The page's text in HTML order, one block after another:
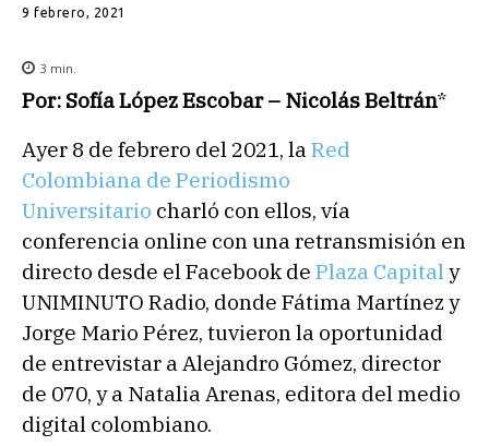
9 febrero, 2021
3 min.
Por: Sofía López Escobar – Nicolás Beltrán*
Ayer 8 de febrero del 2021, laRed
Colombiana de Periodismo
Universitario charló con ellos, vía
conferencia online con una retransmisión en
directo desde el Facebook de Plaza Capitaly
UNIMINUTO Radio, donde Fátima Martínez y
Jorge Mario Pérez, tuvieron la oportunidad
de entrevistar a Alejandro Gómez, director
de 070, y a Natalia Arenas, editora del medio
digital colombiano.